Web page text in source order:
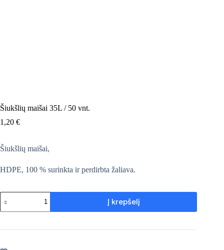
Šiukšlių maišai 35L / 50 vnt.
1,20 €
Šiukšlių maišai,
HDPE, 100 % surinkta ir perdirbta žaliava.
produkto
kiekis:
Šiukšlių
35L
Į krepšelį